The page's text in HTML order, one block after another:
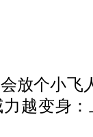
放个小飞
越变身